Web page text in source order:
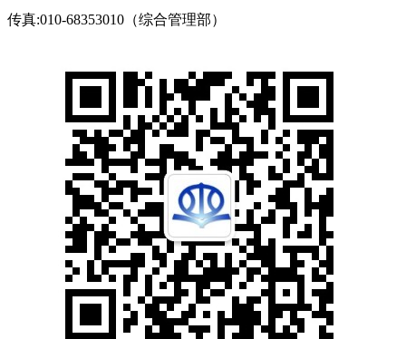
传真:010-68353010（综合管理部）